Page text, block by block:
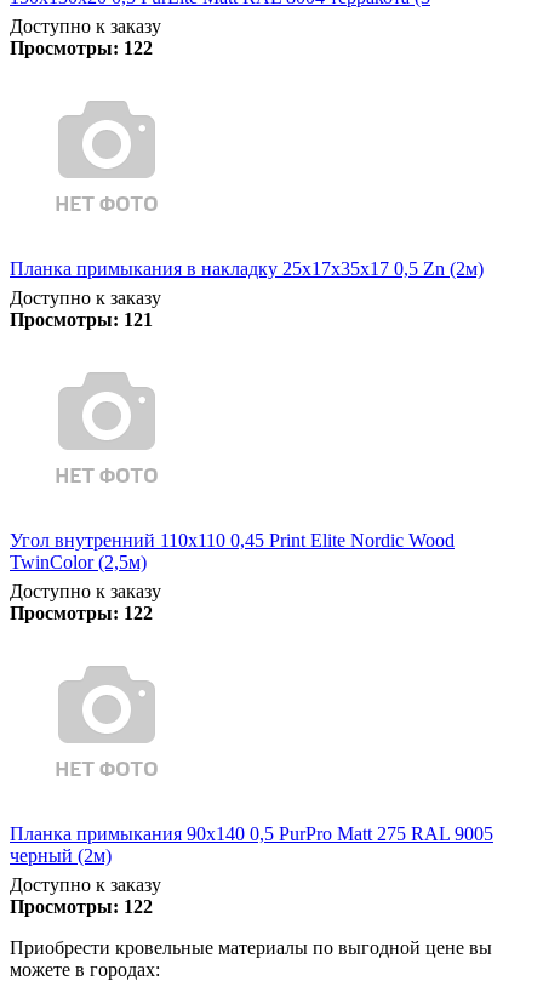
Доступно к заказу
Просмотры: 122
Планка примыкания в накладку 25х17х35х17 0,5 Zn (2м)
Доступно к заказу
Просмотры: 121
Угол внутренний 110х110 0,45 Print Elite Nordic Wood
TwinColor (2,5м)
Доступно к заказу
Просмотры: 122
Планка примыкания 90х140 0,5 PurPro Matt 275 RAL 9005
черный (2м)
Доступно к заказу
Просмотры: 122
Приобрести кровельные материалы по выгодной цене вы
можете в городах: